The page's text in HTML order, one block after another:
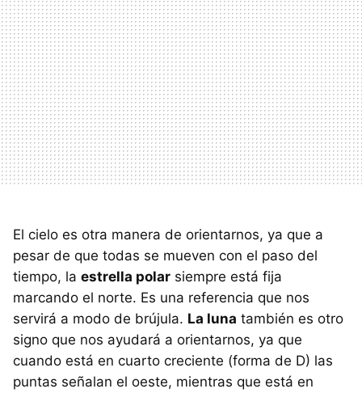
El cielo es otra manera de orientarnos, ya que a
pesar de que todas se mueven con el paso del
tiempo, la estrella polar siempre está fija
marcando el norte. Es una referencia que nos
servirá a modo de brújula. La luna también es otro
signo que nos ayudará a orientarnos, ya que
cuando está en cuarto creciente (forma de D) las
puntas señalan el oeste, mientras que está en